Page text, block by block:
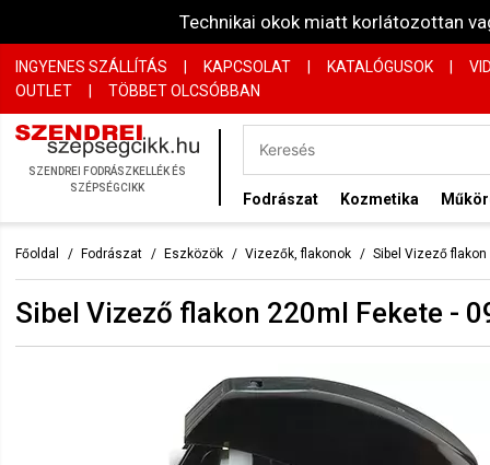
Technikai okok miatt korlátozottan
INGYENES SZÁLLÍTÁS KAPCSOLAT KATALÓGUSOK
OUTLET
| TÖBBET OLCSÓBBAN
SZENDREI FODRÁSZKELLÉK ÉS
SZÉPSÉGCIKK
Fodrászat Kozmetika
Főoldal Fodrászat Eszközök Vizezők, flakonok Sibel Vizező
Sibel Vizező flakon 220ml Fekete -